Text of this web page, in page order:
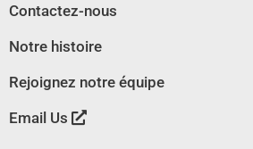
Contactez-nous
Notre histoire
Rejoignez notre équipe
Email Us